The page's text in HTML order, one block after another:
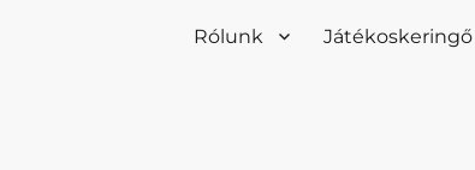
Rólunk Játékoskeringő